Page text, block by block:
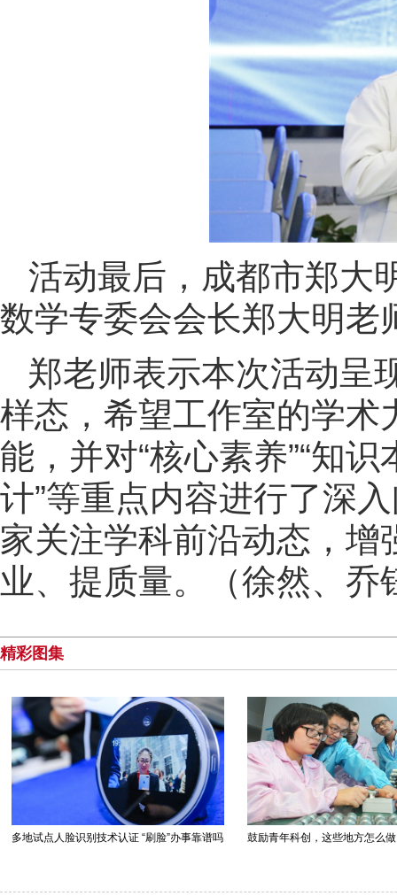
活动最后，成都市郑大
数学专委会会长郑大明老
郑老师表示本次活动呈
样态，希望工作室的学术
能，并对“核心素养”“知识
计”等重点内容进行了深
家关注学科前沿动态，
业、提质量。（徐然、乔